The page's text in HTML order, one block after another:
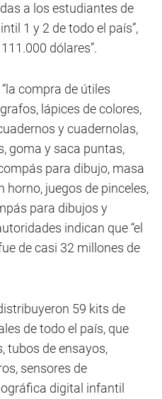
a los estudiantes de
1 y 2 de todo el país”,
dólares”.
compra de útiles
lápices de colores,
y cuadernolas,
goma y saca puntas,
para dibujo, masa
horno, juegos de pinceles,
para dibujos y
indican que “el
de casi 32 millones de
59 kits de
de todo el país, que
tubos de ensayos,
sensores de
digital infantil